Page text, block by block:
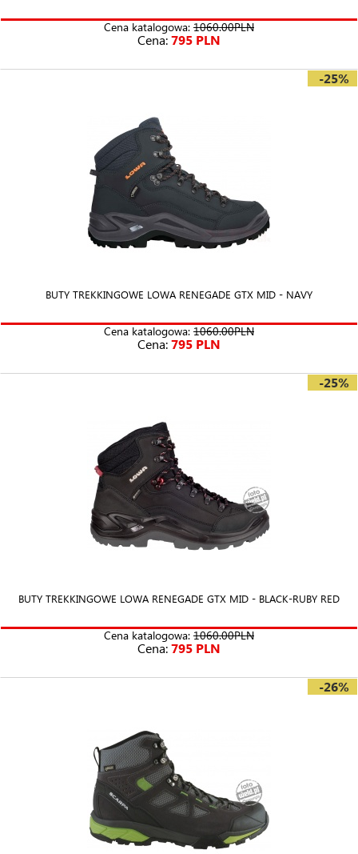
Cena katalogowa: 1060.00PLN
Cena:795 PLN
-25%
BUTY TREKKINGOWE LOWA RENEGADE GTX MID - NAVY
Cena katalogowa: 1060.00PLN
Cena:795 PLN
-25%
BUTY TREKKINGOWE LOWA RENEGADE GTX MID - BLACK-RUBY RED
Cena katalogowa: 1060.00PLN
Cena:795 PLN
-26%